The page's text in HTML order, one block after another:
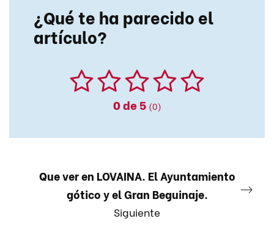
¿Qué te ha parecido el
artículo?
0de 5 (0)
Que ver en LOVAINA. El Ayuntamiento
gótico y el Gran Beguinaje.
Siguiente